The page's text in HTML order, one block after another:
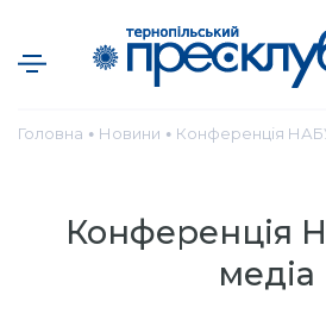
Головна ● Новини ● Конференція
Конференція
медіа